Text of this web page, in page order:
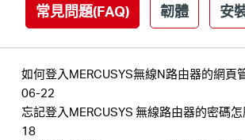
常見問題(FAQ) 韌體 安
如何登入MERCUSYS無線N路由器的網頁
06-22
忘記登入MERCUSYS 無線路由器的密碼
18